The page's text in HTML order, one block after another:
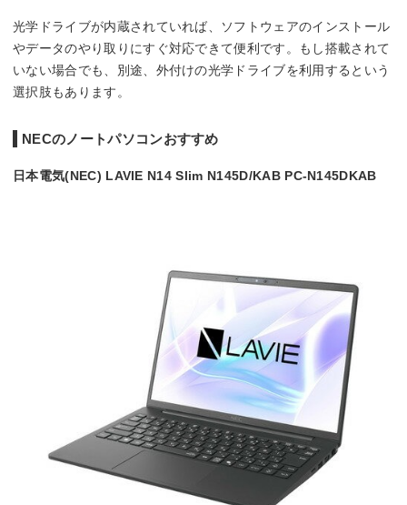
光学ドライブが内蔵されていれば、ソフトウェアのインストール
やデータのやり取りにすぐ対応できて便利です。もし搭載されて
いない場合でも、別途、外付けの光学ドライブを利用するという
選択肢もあります。
NECのノートパソコンおすすめ
日本電気(NEC) LAVIE N14 Slim N145D/KAB PC-N145DKAB